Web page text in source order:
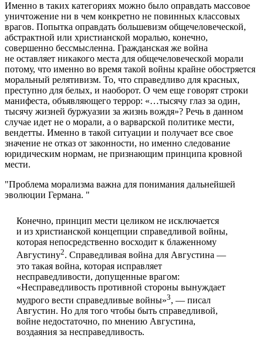
Именно в таких категориях можно было оправдать массовое
уничтожение ни в чем конкретно не повинных классовых
врагов. Попытка оправдать большевизм общечеловеческой,
абстрактной или христианской моралью, конечно,
совершенно бессмысленна. Гражданская же война
не оставляет никакого места для общечеловеческой морали
потому, что именно во время такой войны крайне обостряется
моральный релятивизм. То, что справедливо для красных,
преступно для белых, и наоборот. О чем еще говорят строки
манифеста, объявляющего террор: «…тысячу глаз за один,
тысячу жизней буржуазии за жизнь вождя»? Речь в данном
случае идет не о морали, а о варварской политике мести,
вендетты. Именно в такой ситуации и получает все свое
значение не отказ от законности, но именно следование
юридическим нормам, не признающим принципа кровной
мести.
Проблема морализма важна для понимания дальнейшей
эволюции Германа.
Конечно, принцип мести целиком не исключается
и из христианской концепции справедливой войны,
которая непосредственно восходит к блаженному
Августину2. Справедливая война для Августина —
это такая война, которая исправляет
несправедливости, допущенные врагом:
«Несправедливость противной стороны вынуждает
мудрого вести справедливые войны»3, — писал
Августин. Но для того чтобы быть справедливой,
войне недостаточно, по мнению Августина,
воздаяния за несправедливость.